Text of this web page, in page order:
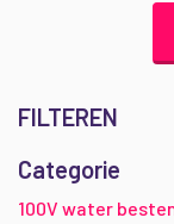
FILTEREN
Categorie
100V water